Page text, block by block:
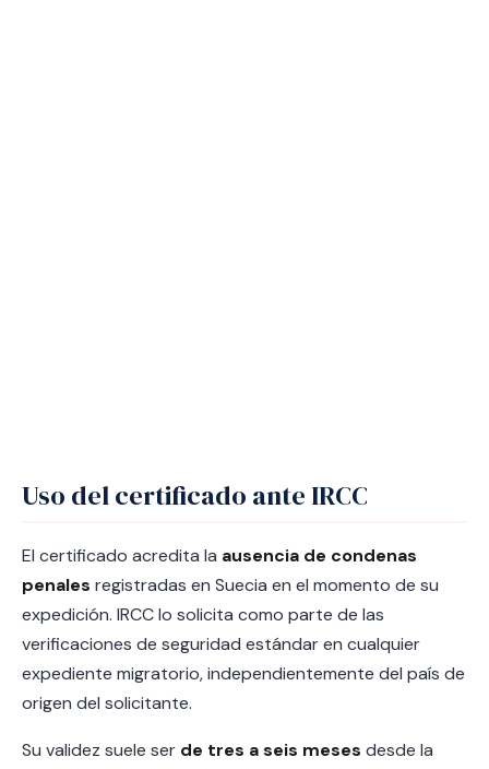
Uso del certificado ante IRCC
El certificado acredita la ausencia de condenas
penales registradas en Suecia en el momento de su
expedición. IRCC lo solicita como parte de las
verificaciones de seguridad estándar en cualquier
expediente migratorio, independientemente del país de
origen del solicitante.
Su validez suele ser de tres a seis meses desde la